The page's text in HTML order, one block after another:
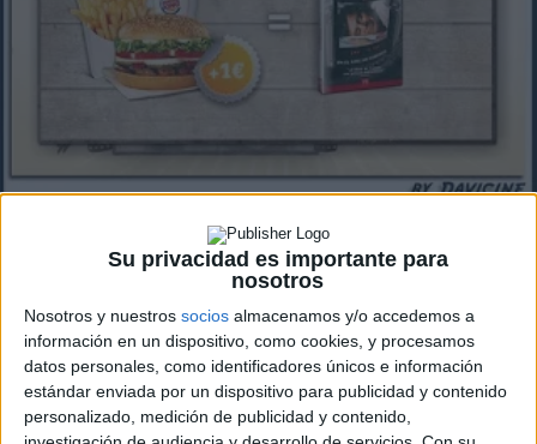
Su privacidad es importante para
nosotros
Nosotros y nuestros socios almacenamos y/o accedemos a
información en un dispositivo, como cookies, y procesamos
datos personales, como identificadores únicos e información
estándar enviada por un dispositivo para publicidad y contenido
personalizado, medición de publicidad y contenido,
Desde hace unos días podéis adquirir una serie de
películas a un precio de cine. El responsable esta vez no
es ninguna promoción de prensa ni de revistas, sino
Burger King.